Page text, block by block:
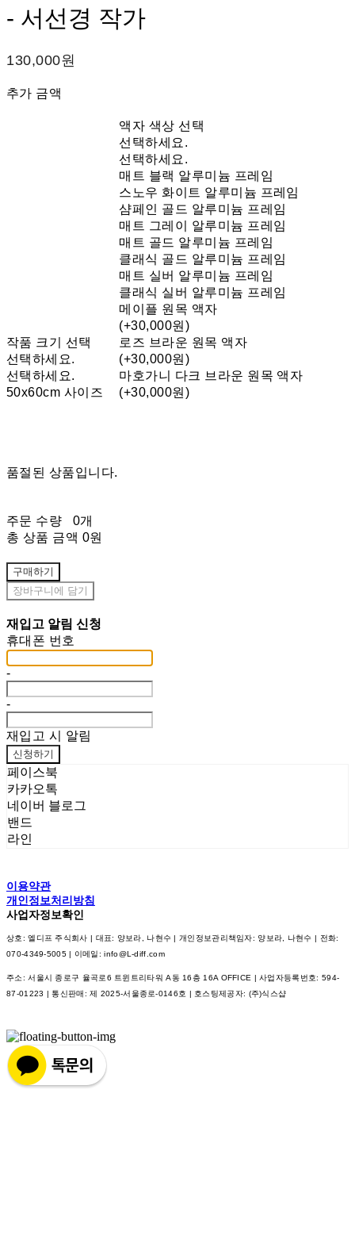
- 서선경 작가
130,000원
추가 금액
작품 크기 선택
선택하세요.
선택하세요.
50x60cm 사이즈
액자 색상 선택
선택하세요.
선택하세요.
매트 블랙 알루미늄 프레임
스노우 화이트 알루미늄 프레임
샴페인 골드 알루미늄 프레임
매트 그레이 알루미늄 프레임
매트 골드 알루미늄 프레임
클래식 골드 알루미늄 프레임
매트 실버 알루미늄 프레임
클래식 실버 알루미늄 프레임
메이플 원목 액자
(+30,000원)
로즈 브라운 원목 액자
(+30,000원)
마호가니 다크 브라운 원목 액자
(+30,000원)
품절된 상품입니다.
주문 수량
0개
총 상품 금액 0원
구매하기
장바구니에 담기
재입고 알림 신청
휴대폰 번호
-
-
재입고 시 알림
신청하기
페이스북
카카오톡
네이버 블로그
밴드
라인
이용약관
개인정보처리방침
사업자정보확인
상호: 엘디프 주식회사 | 대표: 양보라, 나현수 | 개인정보관리책임자: 양보라, 나현수 | 전화:
070-4349-5005 | 이메일: info@L-diff.com
주소: 서울시 종로구 율곡로6 트윈트리타워 A동 16층 16A OFFICE | 사업자등록번호: 594-
87-01223 | 통신판매:제 2025-서울종로-0146호 | 호스팅제공자: (주)식스샵